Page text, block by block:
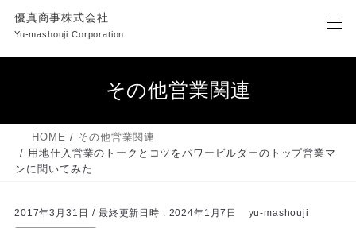
ン
キ
ー
に
優真商事株式会社
Yu-mashouji Corporation
その他営業関連
HOME
その他営業関連
用地仕入営業のトークとコツをパワービルダーのトップ営業マ
ンに聞いてみた
2017年3月31日 / 最終更新日時 : 2024年1月7日 yu-mashouji